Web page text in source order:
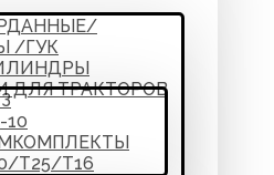
/ГУК
ДЛЯ ТРАКТОРОВ
10
Т25/Т16